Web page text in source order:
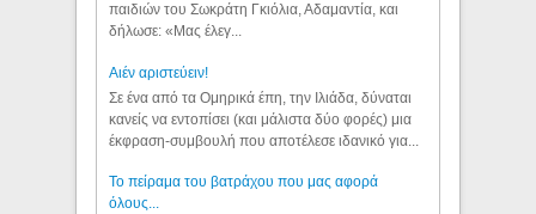
παιδιών του Σωκράτη Γκιόλια, Αδαμαντία, και
δήλωσε: «Μας έλεγ...
Aιέν αριστεύειν!
Σε ένα από τα Ομηρικά έπη, την Ιλιάδα, δύναται
κανείς να εντοπίσει (και μάλιστα δύο φορές) μια
έκφραση-συμβουλή που αποτέλεσε ιδανικό για...
Το πείραμα του βατράχου που μας αφορά
όλους...